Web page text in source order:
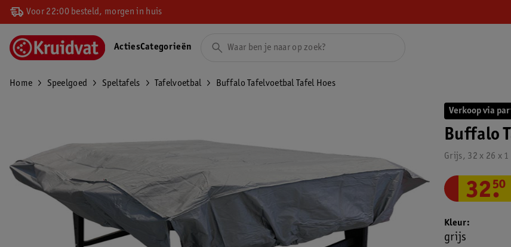
Voor 22:00 besteld, morgen in huis
ActiesCategorieën
Home Speelgoed Speltafels Tafelvoetbal Buffalo Tafelvoetbal Tafel Hoes
Verkoop via
Buffalo
Grijs, 32 x 26 x 1
32.
50
Kleur
grijs